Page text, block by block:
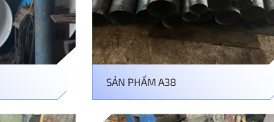
SẢN PHẨM A38